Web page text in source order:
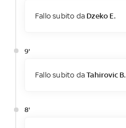
Fallo subito da Dzeko E.
9'
Fallo subito daTahirovic B.
8'